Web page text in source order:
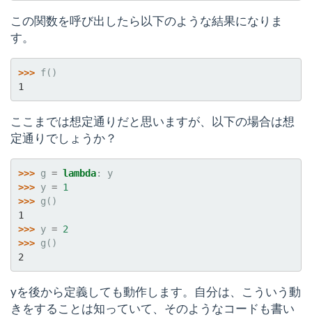
この関数を呼び出したら以下のような結果になりま
す。
>>> f()
1
ここまでは想定通りだと思いますが、以下の場合は想
定通りでしょうか？
>>> g = lambda:
y
>>> y = 1
>>> g ()
1
>>> y = 2
>>> g ()
2
yを後から定義しても動作します。自分は、こういう動
きをすることは知っていて、そのようなコードも書い